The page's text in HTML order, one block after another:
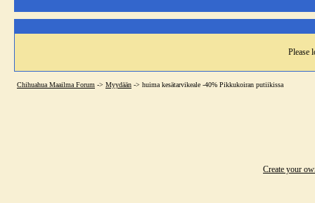
Please
Chihuahua Maailma Forum -> Myydään -> huima kesätarvikeale -40% Pikkukoiran putiikissa
Create your